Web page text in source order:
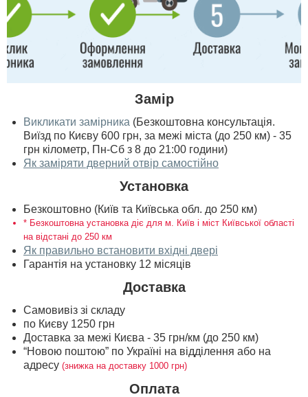
Замір
Викликати замірника (Безкоштовна консультація.
Виїзд по Києву 600 грн, за межі міста (до 250 км) - 35
грн кілометр, Пн-Сб з 8 до 21:00 години)
Як заміряти дверний отвір самостійно
Установка
Безкоштовно (Київ та Київська обл. до 250 км)
* Безкоштовна установка діє для м. Київ і міст Київської області
на відстані до 250 км
Як правильно встановити вхідні двері
Гарантія на установку 12 місяців
Доставка
Самовивіз зі складу
по Києву 1250 грн
Доставка за межі Києва - 35 грн/км (до 250 км)
“Новою поштою” по Україні на відділення або на
адресу (знижка на доставку 1000 грн)
Оплата